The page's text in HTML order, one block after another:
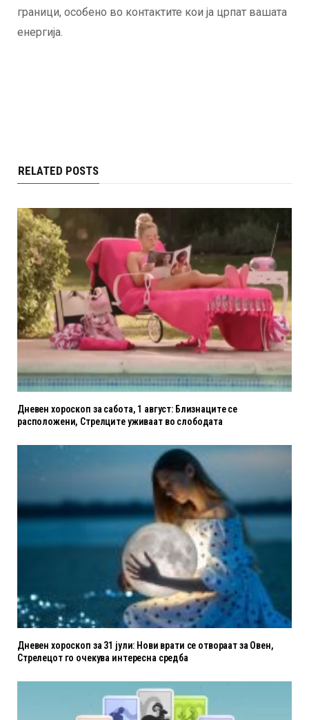
граници, особено во контактите кои ја црпат вашата
енергија.
RELATED POSTS
Дневен хороскоп за сабота, 1 август: Близнаците се
расположени, Стрелците уживаат во слободата
Дневен хороскоп за 31 јули: Нови врати се отвораат за Овен,
Стрелецот го очекува интересна средба